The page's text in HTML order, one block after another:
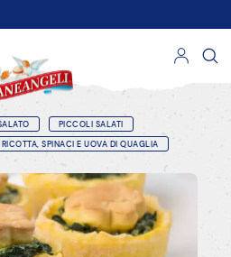
PICCOLI SALATI
SPINACI E UOVA DI QUAGLIA